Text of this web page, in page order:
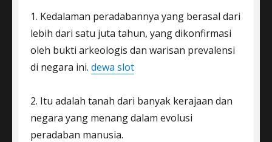
1. Kedalaman peradabannya yang berasal dari
lebih dari satu juta tahun, yang dikonfirmasi
oleh bukti arkeologis dan warisan prevalensi
di negara ini. dewa slot
2. Itu adalah tanah dari banyak kerajaan dan
negara yang menang dalam evolusi
peradaban manusia.